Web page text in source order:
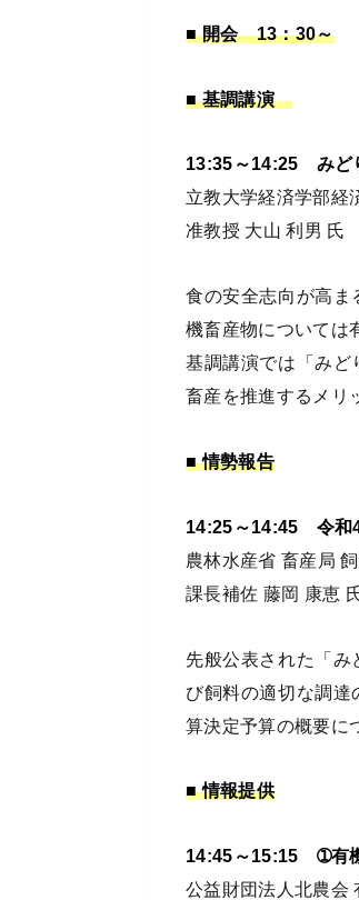
■ 開会 13：30～
■ 基調講演
13:35～14:25 みど
立教大学経済学部経
准教授 大山 利男 氏
食の安全志向が高ま
機畜産物については
基調講演では「みど
畜産を推進するメリ
■ 情勢報告
14:25～14:45 令和
農林水産省 畜産局
課長補佐 藤岡 康恵
先般公表された「み
び飼料の適切な調
算決定予算の概要に
■ 情報提供
14:45～15:15 ➀有
公益財団法人北農会